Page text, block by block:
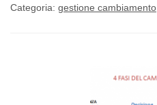
Categoria: gestione cambiamento